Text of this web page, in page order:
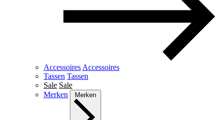
Accessoires Accessoires
Tassen Tassen
Sale Sale
Merken
Merken